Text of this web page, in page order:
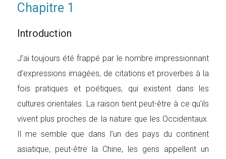
Chapitre 1
Introduction
J’ai toujours été frappé par le nombre impressionnant
d’expressions imagées, de citations et proverbes à la
fois pratiques et poétiques, qui existent dans les
cultures orientales. La raison tient peut-être à ce qu’ils
vivent plus proches de la nature que les Occidentaux.
Il me semble que dans l’un des pays du continent
asiatique, peut-être la Chine, les gens appellent un